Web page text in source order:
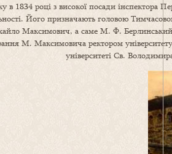
в 1834 році з високої посади інспектора
Його призначають головою
Максимович, а саме М. Ф.
М. Максимовича ректором
університеті Св.